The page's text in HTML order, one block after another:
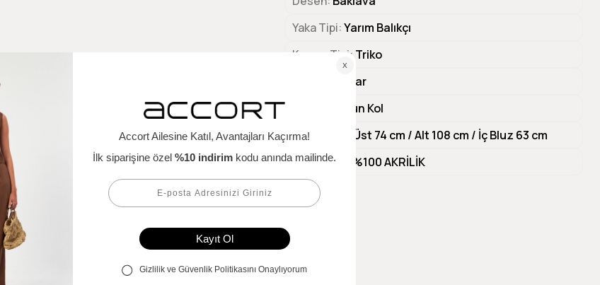
Yaka Tipi Yarım Balıkçı
Kumaş Tipi Triko
Regular
Uzun Kol
Ürün Boyu
Üst 74 cm / Alt 108 cm / İç Bluz 63 cm
Materyal 1
%100 AKRİLİK